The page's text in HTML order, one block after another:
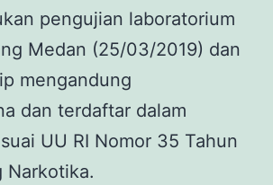
pengujian laboratorium
Medan (25/03/2019) dan
mengandung
dan terdaftar dalam
UU RI Nomor 35 Tahun
Narkotika.